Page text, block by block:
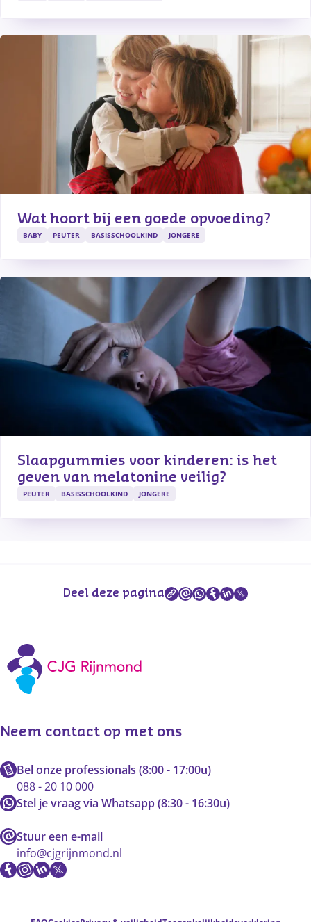
Wat hoort bij een goede opvoeding?
BABY PEUTER BASISSCHOOLKIND JONGERE
Slaapgummies voor kinderen: is het
geven van melatonine veilig?
PEUTER BASISSCHOOLKIND JONGERE
Deel deze pagina
Neem contact op met ons
Bel onze professionals (8:00 - 17:00u)
088 - 20 10 000
Stel je vraag via Whatsapp (8:30 - 16:30u)
Stuur een e-mail
info@cjgrijnmond.nl